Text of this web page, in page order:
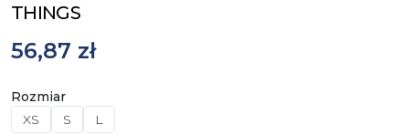
THINGS
56,87 zł
Rozmiar
XS
S L